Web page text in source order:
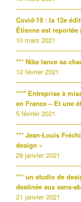
Covid-19 : la 12e
Étienne est reportée
10 mars 2021
*** Nike lance sa
12 février 2021
**** Entreprise à
en France – Et une
5 février 2021
*** Jean-Louis
design »
29 janvier 2021
*** un studio de
destinée aux sans-
21 janvier 2021